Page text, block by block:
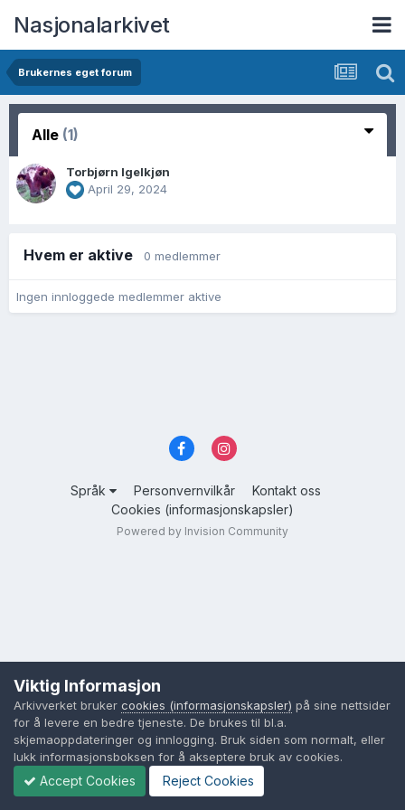
Nasjonalarkivet
Brukernes eget forum
Alle (1)
Torbjørn Igelkjøn
April 29, 2024
Hvem er aktive 0 medlemmer
Ingen innloggede medlemmer aktive
Språk Personvernvilkår
Kontakt oss
Cookies (informasjonskapsler)
Powered by Invision Community
Viktig Informasjon
Arkivverket bruker cookies (informasjonskapsler) på sine nettsider
for å levere en bedre tjeneste. De brukes til bl.a.
skjemaoppdateringer og innlogging. Bruk siden som normalt, eller
lukk informasjonsboksen for å akseptere bruk av cookies.
Accept Cookies Reject Cookies